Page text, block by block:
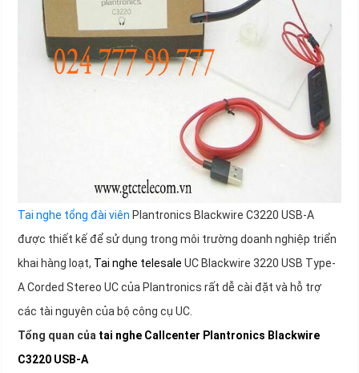
Tai nghe tổng đài viên Plantronics Blackwire C3220 USB-A
được thiết kế để sử dụng trong môi trường doanh nghiệp triển
khai hàng loạt, Tai nghe telesale UC Blackwire 3220 USB Type-
A Corded Stereo UC của Plantronics rất dễ cài đặt và hỗ trợ
các tài nguyên của bộ công cụ UC.
Tổng quan của tai nghe Callcenter Plantronics Blackwire
C3220 USB-A